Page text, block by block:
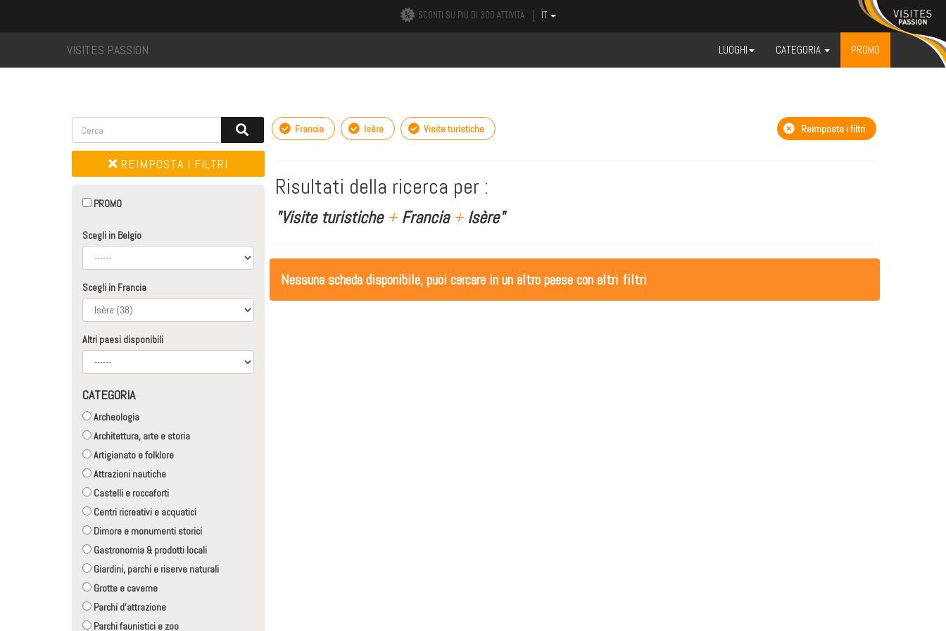
SCONTI SU PIÙ DI 300 ATTIVITÀ IT
VISITES PASSION LUOGHI CATEGORIA PROMO
REIMPOSTA I FILTRI
PROMO
Scegli in Belgio
Scegli in Francia
Altri paesi disponibili
CATEGORIA
Archeologia
Architettura, arte e storia
Artigianato e folklore
Attrazioni nautiche
Castelli e roccaforti
Centri ricreativi e acquatici
Dimore e monumenti storici
Gastronomia & prodotti locali
Giardini, parchi e riserve naturali
Grotte e caverne
Parchi d'attrazione
Parchi faunistici e zoo
Francia Isère Visite turistiche Reimposta i filtri
Risultati della ricerca per :
"Visite turistiche +Francia +Isère"
Nessuna scheda disponibile, puoi cercare in un altro paese con altri filtri